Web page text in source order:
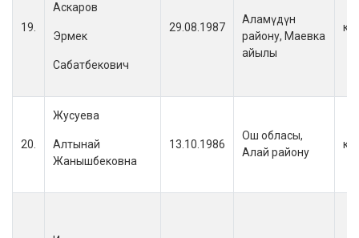
19.
Аскаров
Эрмек
Сабатбекович
29.08.1987
Аламүдүн
району, Маевка
айылы
20.
Жусуева
Алтынай
Жанышбековна
13.10.1986
Ош обласы,
Алай району